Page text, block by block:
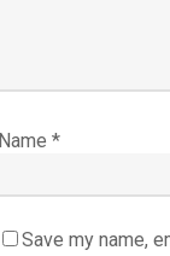
Name *
Save my name,